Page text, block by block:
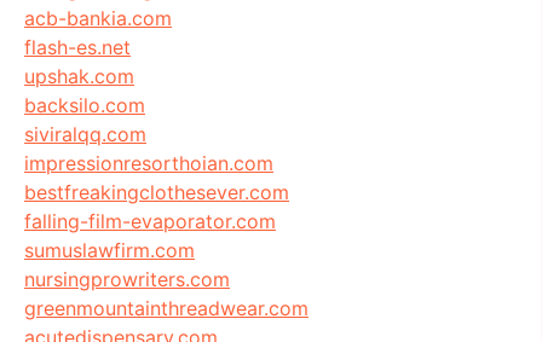
acb-bankia.com
flash-es.net
upshak.com
backsilo.com
siviralqq.com
impressionresorthoian.com
bestfreakingclothesever.com
falling-film-evaporator.com
sumuslawfirm.com
nursingprowriters.com
greenmountainthreadwear.com